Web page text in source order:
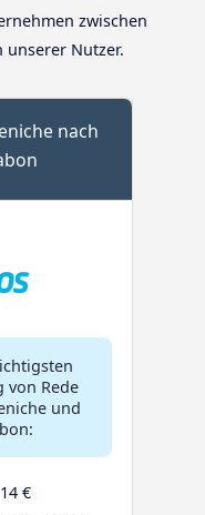
zwischen
unserer Nutzer.
nach
von Rede
und
14 €